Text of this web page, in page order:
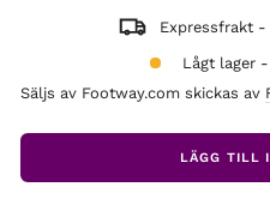
Expressfrakt
Lågt lager
Säljs av Footway.com skickas av
LÄGG TILL